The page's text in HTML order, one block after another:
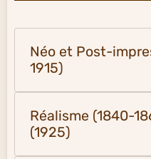
Néo et Post-
1915)
Réalisme (1840-
(1925)